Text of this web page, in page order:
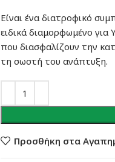
Είναι ένα διατροφικό
ειδικά διαμορφωμένο για
που διασφαλίζουν την
τη σωστή του ανάπτυξη.
Προσθήκη στα